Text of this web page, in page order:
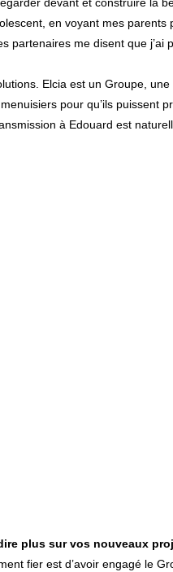
en voyant mes
partenaires me disent que
Elcia est un Groupe,
pour qu’ils puissent
à Edouard est
plus sur vos nouveaux
fier est d’avoir engagé le